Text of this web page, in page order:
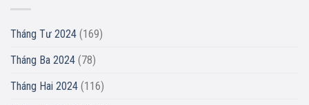
Tháng Tư 2024 (169)
Tháng Ba 2024 (78)
Tháng Hai 2024 (116)